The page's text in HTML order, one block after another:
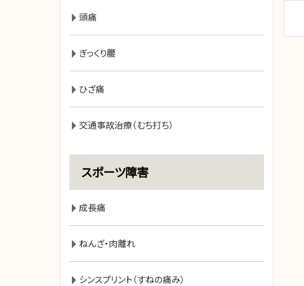
頭痛
ぎっくり腰
ひざ痛
交通事故治療（むち打ち）
スポーツ障害
成長痛
ねんざ・肉離れ
シンスプリント（すねの痛み）